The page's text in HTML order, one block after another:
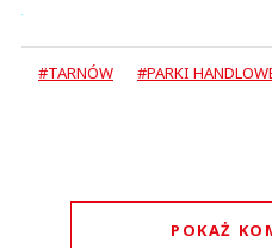
#TARNÓW #PARKI
POKAŻ